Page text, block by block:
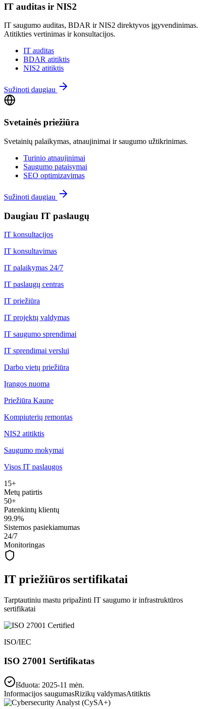
IT auditas ir NIS2
IT saugumo auditas, BDAR ir NIS2 direktyvos įgyvendinimas.
Atitikties vertinimas ir konsultacijos.
IT auditas
BDAR atitiktis
NIS2 atitiktis
Sužinoti daugiau
Svetainės priežiūra
Svetainių palaikymas, atnaujinimai ir saugumo užtikrinimas.
Turinio atnaujinimai
Saugumo pataisymai
SEO optimizavimas
Sužinoti daugiau
Daugiau IT paslaugų
IT konsultacijos
IT konsultavimas
IT palaikymas 24/7
IT paslaugų centras
IT priežiūra
IT projektų valdymas
IT saugumo sprendimai
IT sprendimai verslui
Darbo vietų priežiūra
Įrangos nuoma
Priežiūra Kaune
Kompiuterių remontas
NIS2 atitiktis
Saugumo mokymai
Visos IT paslaugos
15+
Metų patirtis
50+
Patenkintų klientų
99.9%
Sistemos pasiekiamumas
24/7
Monitoringas
IT priežiūros sertifikatai
Tarptautiniu mastu pripažinti IT saugumo ir infrastruktūros
sertifikatai
ISO/IEC
ISO 27001 Sertifikatas
Išduota: 2025-11 mėn.
Informacijos saugumasRizikų valdymasAtitiktis